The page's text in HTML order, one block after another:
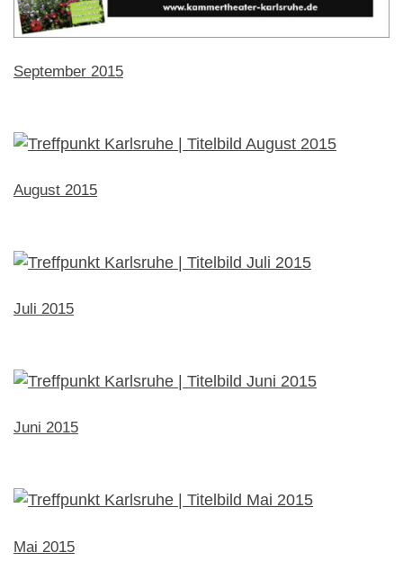
September 2015
August 2015
Juli 2015
Juni 2015
Mai 2015